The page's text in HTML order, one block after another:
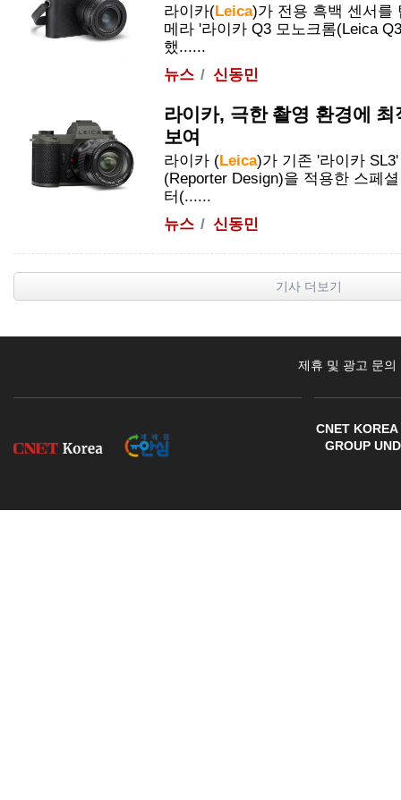
라이카(Leica)가 전용 흑백 센서를
메라 '라이카 Q3 모노크롬(Leica
했......
뉴스
신동민
라이카, 극한 촬영 환경에
보여
라이카 (Leica)가 기존 '라이카
(Reporter Design)을 적용한 스페
터(......
뉴스
신동민
기사 더보기
제휴 및 광고 문의
CNET
GROUP